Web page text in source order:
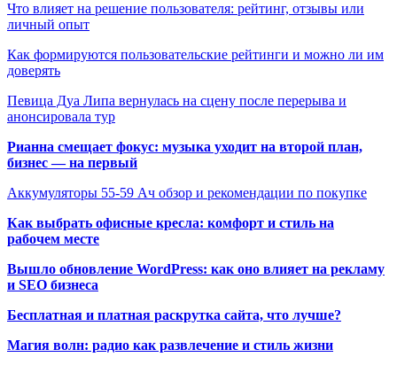
Что влияет на решение пользователя: рейтинг, отзывы или
личный опыт
Как формируются пользовательские рейтинги и можно ли им
доверять
Певица Дуа Липа вернулась на сцену после перерыва и
анонсировала тур
Рианна смещает фокус: музыка уходит на второй план,
бизнес — на первый
Аккумуляторы 55-59 Ач обзор и рекомендации по покупке
Как выбрать офисные кресла: комфорт и стиль на
рабочем месте
Вышло обновление WordPress: как оно влияет на рекламу
и SEO бизнеса
Бесплатная и платная раскрутка сайта, что лучше?
Магия волн: радио как развлечение и стиль жизни